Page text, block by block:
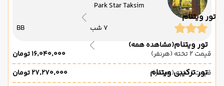
تور ویتنام
تور ویتنام(مشاهده همه)
تور ترکیبی ویتنام
Park Star Taksim
7 شب BB
قیمت 2 تخته (هرنفر)
۱۶٬۰۴۰٬۰۰۰ تومان
قیمت 1 تخته (هرنفر)
۲۷٬۲۷۰٬۰۰۰ تومان